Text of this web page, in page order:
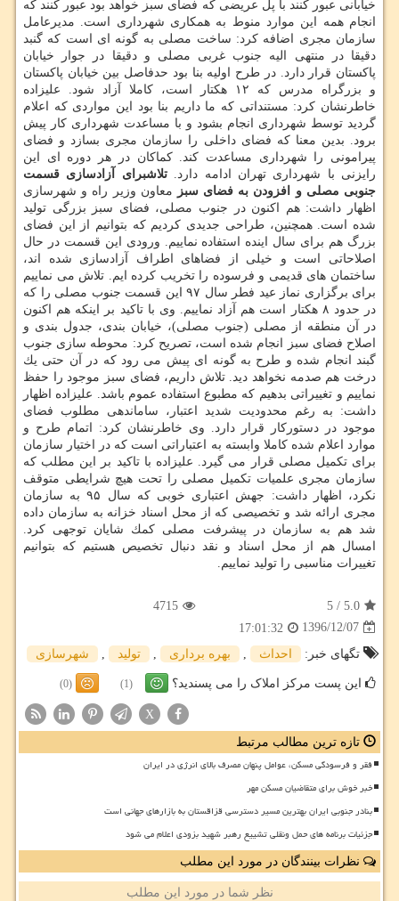
خیابانی عبور كنند با پل عریضی كه فضای سبز خواهد بود عبور كنند كه
انجام همه این موارد منوط به همكاری شهرداری است. مدیرعامل
سازمان مجری اضافه كرد: ساخت مصلی به گونه ای است كه گنبد
دقیقا در منتهی الیه جنوب غربی مصلی و دقیقا در جوار خیابان
پاكستان قرار دارد. در طرح اولیه بنا بود حدفاصل بین خیابان پاكستان
و بزرگراه مدرس كه ۱۲ هكتار است، كاملا آزاد شود. علیزاده
خاطرنشان كرد: مستنداتی كه ما داریم بنا بود این مواردی كه اعلام
گردید توسط شهرداری انجام بشود و با مساعدت شهرداری كار پیش
برود. بدین معنا كه فضای داخلی را سازمان مجری بسازد و فضای
پیرامونی را شهرداری مساعدت كند. كماكان در هر دوره ای این
رایزنی با شهرداری تهران ادامه دارد.تلاشبرای آزادسازی قسمت
جنوبی مصلی و افزودن به فضای سبز
معاون وزیر راه و شهرسازی
اظهار داشت: هم اكنون در جنوب مصلی، فضای سبز بزرگی تولید
شده است. همچنین، طراحی جدیدی كردیم كه بتوانیم از این فضای
بزرگ هم برای سال اینده استفاده نماییم. ورودی این قسمت در حال
اصلاحاتی است و خیلی از فضاهای اطراف آزادسازی شده اند،
ساختمان های قدیمی و فرسوده را تخریب كرده ایم. تلاش می نماییم
برای برگزاری نماز عید فطر سال ۹۷ این قسمت جنوب مصلی را كه
در حدود ۸ هكتار است هم آزاد نماییم. وی با تاكید بر اینكه هم اكنون
در آن منطقه از مصلی (جنوب مصلی)، خیابان بندی، جدول بندی و
اصلاح فضای سبز انجام شده است، تصریح كرد: محوطه سازی جنوب
گبند انجام شده و طرح به گونه ای پیش می رود كه در آن حتی یك
درخت هم صدمه نخواهد دید. تلاش داریم، فضای سبز موجود را حفظ
نماییم و تغییراتی بدهیم كه مطبوع استفاده عموم باشد. علیزاده اظهار
داشت: به رغم محدودیت شدید اعتبار، ساماندهی مطلوب فضای
موجود در دستوركار قرار دارد. وی خاطرنشان كرد: اتمام طرح و
موارد اعلام شده كاملا وابسته به اعتباراتی است كه در اختیار سازمان
برای تكمیل مصلی قرار می گیرد. علیزاده با تاكید بر این مطلب كه
سازمان مجری علمیات تكمیل مصلی را تحت هیچ شرایطی متوقف
نكرد، اظهار داشت: جهش اعتباری خوبی كه سال ۹۵ به سازمان
مجری ارائه شد و تخصیصی كه از محل اسناد خزانه به سازمان داده
شد هم به سازمان در پیشرفت مصلی كمك شایان توجهی كرد.
امسال هم از محل اسناد و نقد دنبال تخصیص هستیم كه بتوانیم
تغییرات مناسبی را تولید نماییم.
5.0
/
5
4715
1396/12/07
17:01:32
تگهای خبر:
احداث , بهره برداری , تولید , شهرسازی
این پست مرکز املاک را می پسندید؟ (1)
(0)
X
تازه ترین مطالب مرتبط
فقر و فرسودگی مسکن، عوامل پنهان مصرف بالای انرژی در ایران
خبر خوش برای متقاضیان مسکن مهر
بنادر جنوبی ایران بهترین مسیر دسترسی قزاقستان به بازارهای جهانی است
جزئیات برنامه های حمل ونقلی تشییع رهبر شهید بزودی اعلام می شود
نظرات بینندگان در مورد این مطلب
نظر شما در مورد این مطلب